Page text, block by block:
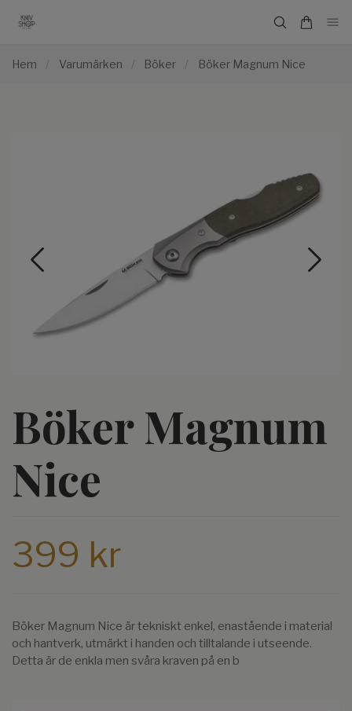
Hem / Varumärken / Böker / Böker Magnum Nice
Böker Magnum
Nice
399 kr
Böker Magnum Nice är tekniskt enkel, enastående i material
och hantverk, utmärkt i handen och tilltalande i utseende.
Detta är de enkla men svåra kraven på en b